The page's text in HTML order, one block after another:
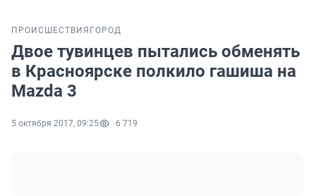
ПРОИСШЕСТВИЯ ГОРОД
Двое тувинцев пытались обменять
в Красноярске полкило гашиша на
Mazda 3
5 октября 2017, 09:25 6 719